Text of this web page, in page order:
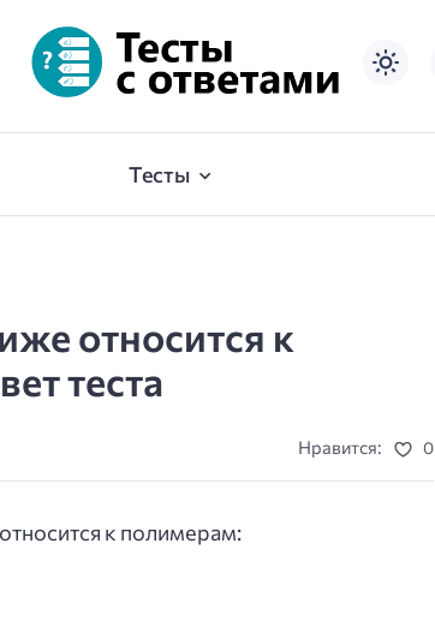
Тесты
относится к
теста
Нравится: 0
к полимерам: